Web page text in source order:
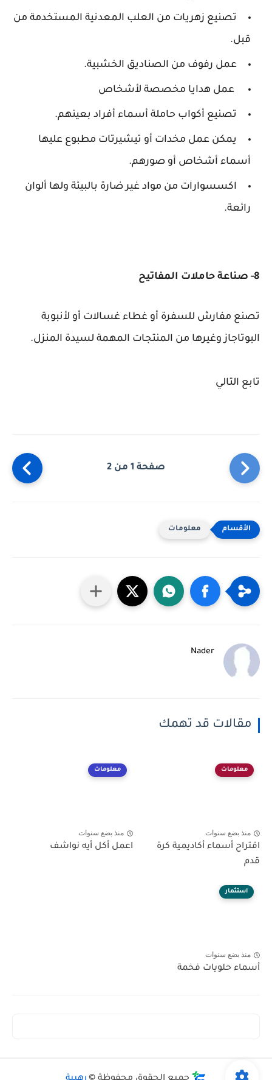
تصنيع زهريات من العلب المعدنية المستخدمة من
قبل.
عمل رفوف من الصناديق الخشبية.
عمل هدايا مخصصة لأشخاص
تصنيع أكواب حاملة أسماء أفراد بعينهم.
يمكن عمل مخدات أو تيشيرتات مطبوع عليها
أسماء أشخاص أو صورهم.
اكسسوارات من مواد غير ضارة بالبيئة ولها ألوان
رائعة.
8- صناعة حاملات المفاتيح
تصنع مفارش للسفرة أو غطاء غسالات أو لأنبوبة
البوتاجاز وغيرها من المنتجات المهمة لسيدة المنزل.
تابع التالي
صفحة 1 من 2
معلومات
Nader
مقالات قد تهمك
معلومات
منذ بضع سنوات
اقتراح أسماء أكاديمية كرة
قدم
معلومات
منذ بضع سنوات
اعمل أكل أيه نواشف
استثمار
منذ بضع سنوات
أسماء حلويات فخمة